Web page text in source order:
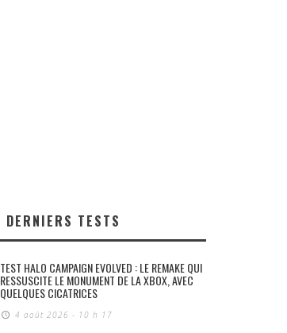
DERNIERS TESTS
TEST HALO CAMPAIGN EVOLVED : LE REMAKE QUI
RESSUSCITE LE MONUMENT DE LA XBOX, AVEC
QUELQUES CICATRICES
4 août 2026 - 10 h 17